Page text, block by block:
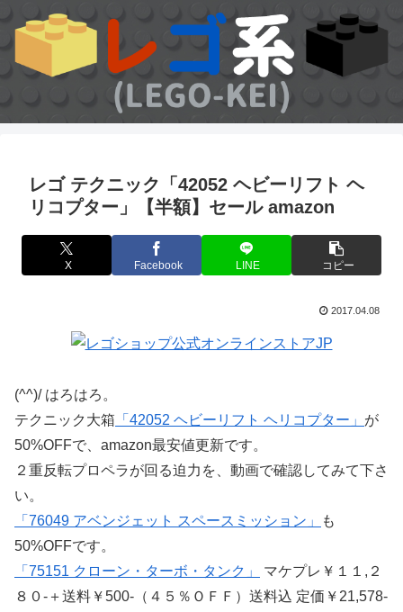
レゴ テクニック「42052 ヘビーリフト ヘ
リコプター」【半額】セール amazon
X Facebook LINE コピー
2017.04.08
(^^)/ はろはろ。
テクニック大箱 「42052 ヘビーリフト ヘリコプター」 が
50%OFFで、amazon最安値更新です。
２重反転プロペラが回る迫力を、動画で確認してみて下さ
い。
「76049 アベンジェット スペースミッション」
も
50%OFFです。
「75151 クローン・ターボ・タンク」
マケプレ￥１１,２
８０-＋送料￥500-（４５％ＯＦＦ）送料込 定価￥21,578-